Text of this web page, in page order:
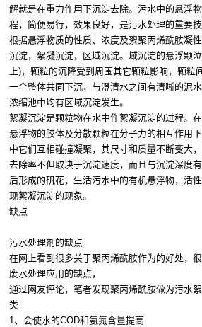
解就是在重力作用下沉淀去除。污水中的悬浮
程，简便易行，效果良好，是污水处理的重要技
根据悬浮物质的性质、浓度及絮聚丙烯酰胺凝
沉淀，絮凝沉淀，区域沉淀。域沉淀的悬浮颗
上)，颗粒的沉降受到周围其它颗粒影响，颗粒
一个整体共同下沉，与澄清水之间有清晰的泥
浓缩池中均有区域沉淀发生。
絮凝沉淀是颗粒物在水中作絮凝沉淀的过程。
悬浮物的胶体及分散颗粒在分子力的相互作用
中它们互相碰撞凝聚，其尺寸和质量不断变大
去除率不但取决于沉淀速度，而且与沉淀深度
后形成的矾花，生活污水中的有机悬浮物，活
现絮凝沉淀的现象。
缺点
污水处理剂的缺点
在网上看到很多关于聚丙烯酰胺作为的好处，
废水处理应用的缺点，
通过网友评论，笔者发现聚丙烯酰胺做为污水
类
1、会使水的COD和氨氮含量提高